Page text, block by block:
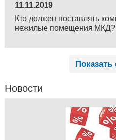
11.11.2019
Кто должен поставлять
нежилые помещения МКД?
Показать
Новости